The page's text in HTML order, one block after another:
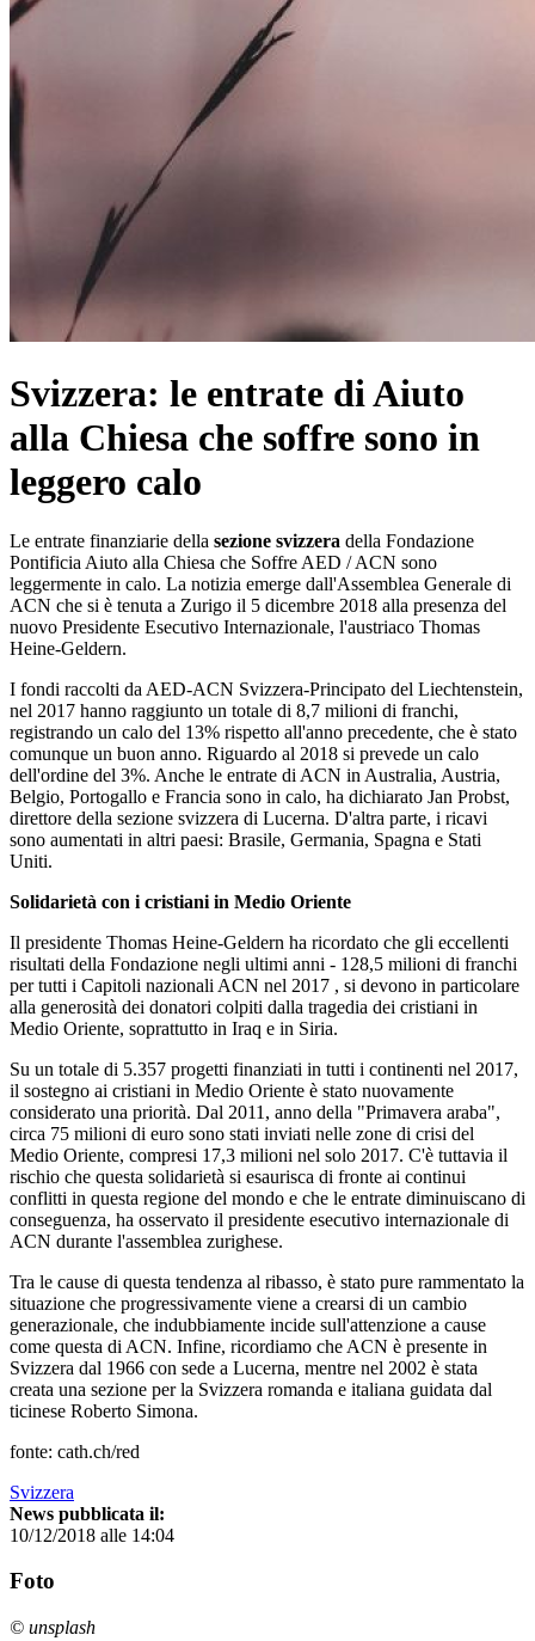
Svizzera: le entrate di Aiuto
alla Chiesa che soffre sono in
leggero calo
Le entrate finanziarie della sezione svizzera della Fondazione
Pontificia Aiuto alla Chiesa che Soffre AED / ACN sono
leggermente in calo. La notizia emerge dall'Assemblea Generale di
ACN che si è tenuta a Zurigo il 5 dicembre 2018 alla presenza del
nuovo Presidente Esecutivo Internazionale, l'austriaco Thomas
Heine-Geldern.
I fondi raccolti da AED-ACN Svizzera-Principato del Liechtenstein,
nel 2017 hanno raggiunto un totale di 8,7 milioni di franchi,
registrando un calo del 13% rispetto all'anno precedente, che è stato
comunque un buon anno. Riguardo al 2018 si prevede un calo
dell'ordine del 3%. Anche le entrate di ACN in Australia, Austria,
Belgio, Portogallo e Francia sono in calo, ha dichiarato Jan Probst,
direttore della sezione svizzera di Lucerna. D'altra parte, i ricavi
sono aumentati in altri paesi: Brasile, Germania, Spagna e Stati
Uniti.
Solidarietà con i cristiani in Medio Oriente
Il presidente Thomas Heine-Geldern ha ricordato che gli eccellenti
risultati della Fondazione negli ultimi anni - 128,5 milioni di franchi
per tutti i Capitoli nazionali ACN nel 2017 , si devono in particolare
alla generosità dei donatori colpiti dalla tragedia dei cristiani in
Medio Oriente, soprattutto in Iraq e in Siria.
Su un totale di 5.357 progetti finanziati in tutti i continenti nel 2017,
il sostegno ai cristiani in Medio Oriente è stato nuovamente
considerato una priorità. Dal 2011, anno della "Primavera araba",
circa 75 milioni di euro sono stati inviati nelle zone di crisi del
Medio Oriente, compresi 17,3 milioni nel solo 2017. C'è tuttavia il
rischio che questa solidarietà si esaurisca di fronte ai continui
conflitti in questa regione del mondo e che le entrate diminuiscano di
conseguenza, ha osservato il presidente esecutivo internazionale di
ACN durante l'assemblea zurighese.
Tra le cause di questa tendenza al ribasso, è stato pure rammentato la
situazione che progressivamente viene a crearsi di un cambio
generazionale, che indubbiamente incide sull'attenzione a cause
come questa di ACN. Infine, ricordiamo che ACN è presente in
Svizzera dal 1966 con sede a Lucerna, mentre nel 2002 è stata
creata una sezione per la Svizzera romanda e italiana guidata dal
ticinese Roberto Simona.
fonte: cath.ch/red
Svizzera
News pubblicata il:
10/12/2018 alle 14:04
Foto
© unsplash